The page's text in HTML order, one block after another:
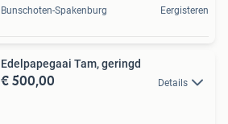
Bunschoten-Spakenburg Eergisteren
Edelpapegaai Tam, geringd
€ 500,00 Details